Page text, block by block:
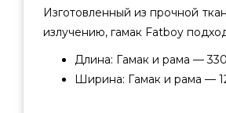
Изготовленный из прочной
излучению, гамак Fatboy
Длина: Гамак и рама —
Ширина: Гамак и рама —